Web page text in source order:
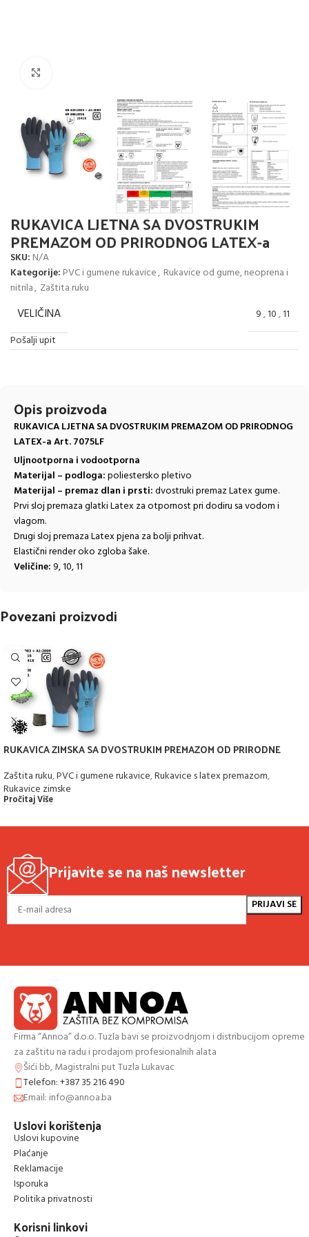
RUKAVICA LJETNA SA DVOSTRUKIM
PREMAZOM OD PRIRODNOG LATEX-a
SKU: N/A
Kategorije: PVC i gumene rukavice, Rukavice od gume, neoprena i
nitrila, Zaštita ruku
VELIČINA 9,10,11
Pošalji upit
Opis proizvoda
RUKAVICA LJETNA SA DVOSTRUKIM PREMAZOM OD PRIRODNOG
LATEX-a Art. 7075LF
Uljnootporna i vodootporna
Materijal – podloga:poliestersko pletivo
Materijal – premaz dlan i prsti:dvostruki premaz Latex gume.
Prvi sloj premaza glatki Latex za otpornost pri dodiru sa vodom i
vlagom.
Drugi sloj premaza Latex pjena za bolji prihvat.
Elastični render oko zgloba šake.
Veličine: 9, 10, 11
Povezani proizvodi
RUKAVICA ZIMSKA SA DVOSTRUKIM PREMAZOM OD PRIRODNE
Zaštita ruku,PVC i gumene rukavice,Rukavice s latex premazom,
Rukavice zimske
Pročitaj Više
Prijavite se na naš newsletter
Firma “Annoa” d.o.o. Tuzla bavi se proizvodnjom i distribucijom opreme
za zaštitu na radu i prodajom profesionalnih alata
Šići bb, Magistralni put Tuzla Lukavac
Telefon: +387 35 216 490
Email: info@annoa.ba
Uslovi korištenja
Uslovi kupovine
Plaćanje
Reklamacije
Isporuka
Politika privatnosti
Korisni linkovi